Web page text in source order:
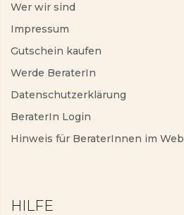
Wer wir sind
Impressum
Gutschein kaufen
Werde BeraterIn
Datenschutzerklärung
BeraterIn Login
Hinweis für BeraterInnen im Web
HILFE